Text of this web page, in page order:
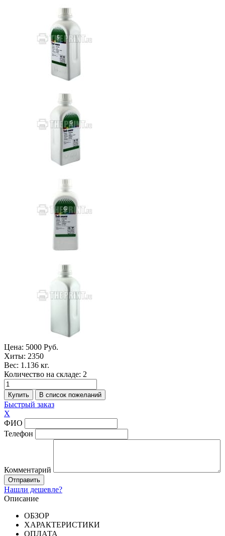
Цена: 5000 Руб.
Хиты: 2350
Вес: 1.136 кг.
Количество на складе: 2
Быстрый заказ
X
ФИО
Телефон
Комментарий
Нашли дешевле?
Описание
ОБЗОР
ХАРАКТЕРИСТИКИ
ОПЛАТА